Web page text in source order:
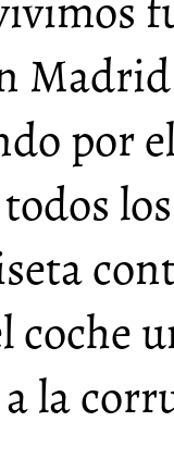
por
coche
la